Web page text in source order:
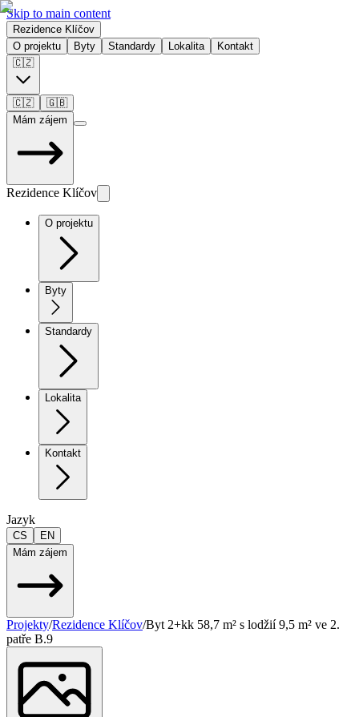
Skip to main content
Rezidence Klíčov
O projektu
Byty Standardy Lokalita
Kontakt
🇨🇿
🇨🇿
🇬🇧
Mám zájem
Rezidence Klíčov
O projektu
Byty
Standardy
Lokalita
Kontakt
Jazyk
CS
EN
Mám zájem
Projekty/Rezidence Klíčov/Byt 2+kk 58,7 m² s lodžií 9,5 m² ve 2.
patře B.9